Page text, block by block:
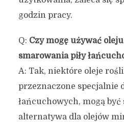
godzin pracy.
Q: Czy mogę używać
smarowania piły
A: Tak, niektóre oleje
przeznaczone specjalnie
łańcuchowych, mogą być
alternatywa dla olejów